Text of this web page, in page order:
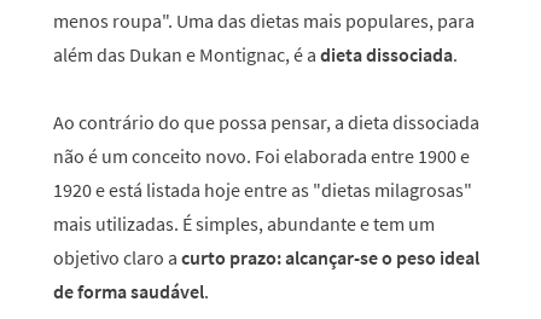
menos roupa". Uma das dietas mais populares, para
além das Dukan e Montignac, é a dieta dissociada.
Ao contrário do que possa pensar, a dieta dissociada
não é um conceito novo. Foi elaborada entre 1900 e
1920 e está listada hoje entre as "dietas milagrosas"
mais utilizadas. É simples, abundante e tem um
objetivo claro a curto prazo: alcançar-se o peso ideal
de forma saudável.